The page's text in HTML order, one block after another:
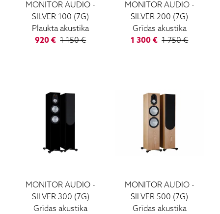
MONITOR AUDIO -
SILVER 100 (7G)
Plaukta akustika
920 € 1 150€
MONITOR AUDIO-
SILVER 200 (7G)
Grīdas akustika
1 300 € 1 750€
MONITOR AUDIO -
SILVER 300 (7G)
Grīdas akustika
MONITOR AUDIO-
SILVER 500 (7G)
Grīdas akustika